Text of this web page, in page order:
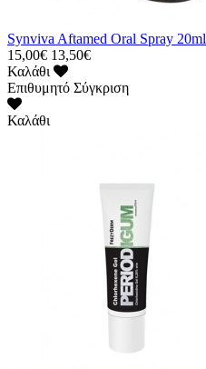
Synviva Aftamed Oral Spray 20ml
15,00€ 13,50€
Καλάθι
Επιθυμητό Σύγκριση
Καλάθι